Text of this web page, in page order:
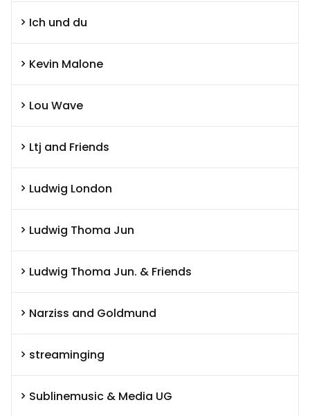
Ich und du
Kevin Malone
Lou Wave
Ltj and Friends
Ludwig London
Ludwig Thoma Jun
Ludwig Thoma Jun. & Friends
Narziss and Goldmund
streaminging
Sublinemusic & Media UG